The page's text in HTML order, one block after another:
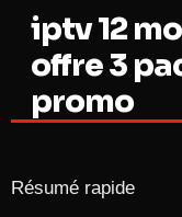
iptv 12
offre 3
promo
Résumé rapide